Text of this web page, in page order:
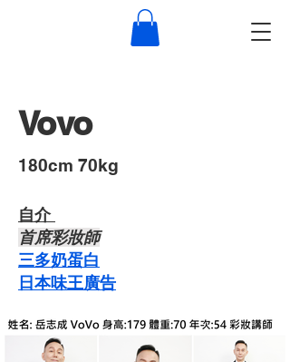
Vovo
​180cm 70kg
自介 ​
首席彩妝師
三多奶蛋白
日本味王廣告